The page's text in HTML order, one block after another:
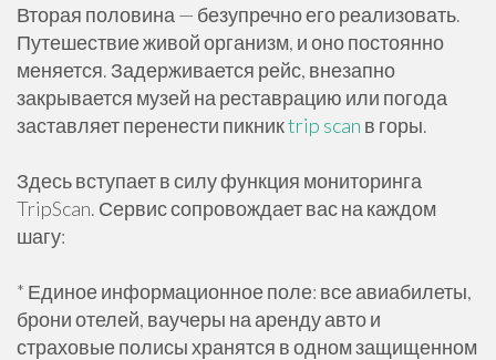
Вторая половина — безупречно его реализовать.
Путешествие живой организм, и оно постоянно
меняется. Задерживается рейс, внезапно
закрывается музей на реставрацию или погода
заставляет перенести пикникtrip scan в горы.
Здесь вступает в силу функция мониторинга
TripScan. Сервис сопровождает вас на каждом
шагу:
* Единое информационное поле: все авиабилеты,
брони отелей, ваучеры на аренду авто и
страховые полисы хранятся в одном защищенном